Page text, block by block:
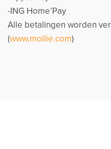
-ING Home’Pay
Alle betalingen worden
(www.mollie.com)